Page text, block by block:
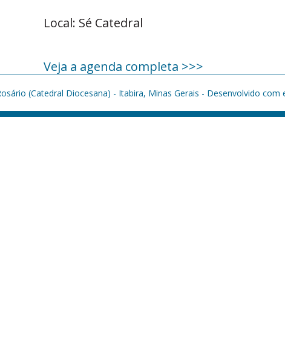
Local: Sé Catedral
Veja a agenda completa >>>
(Catedral Diocesana) - Itabira, Minas Gerais - Desenvolvido com